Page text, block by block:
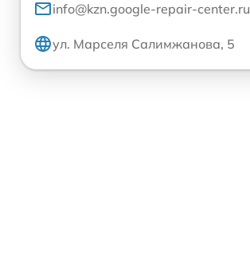
info@kzn.google-repair-center.ru
ул. Марселя Салимжанова, 5